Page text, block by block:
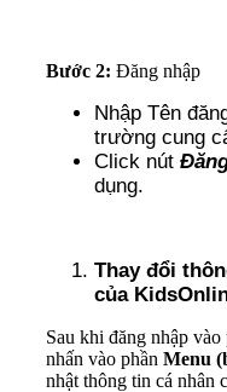
Bước 2: Đăng nhập
Nhập Tên
trường cung
Click nút
dụng.
Thay đổi
của
Sau khi đăng nhập
nhấn vào phần Menu
nhật thông tin cá nhân